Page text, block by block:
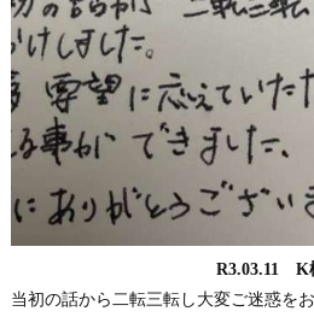
R3.03.11 K
当初の話から二転三転し大変ご迷惑を